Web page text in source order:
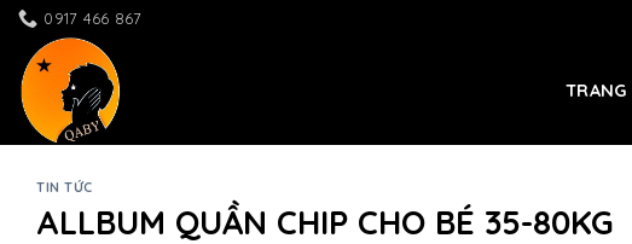
Skip
content
0917 466 867
TRANG
TIN TỨC
ALLBUM QUẦN CHIP CHO BÉ 35-80KG